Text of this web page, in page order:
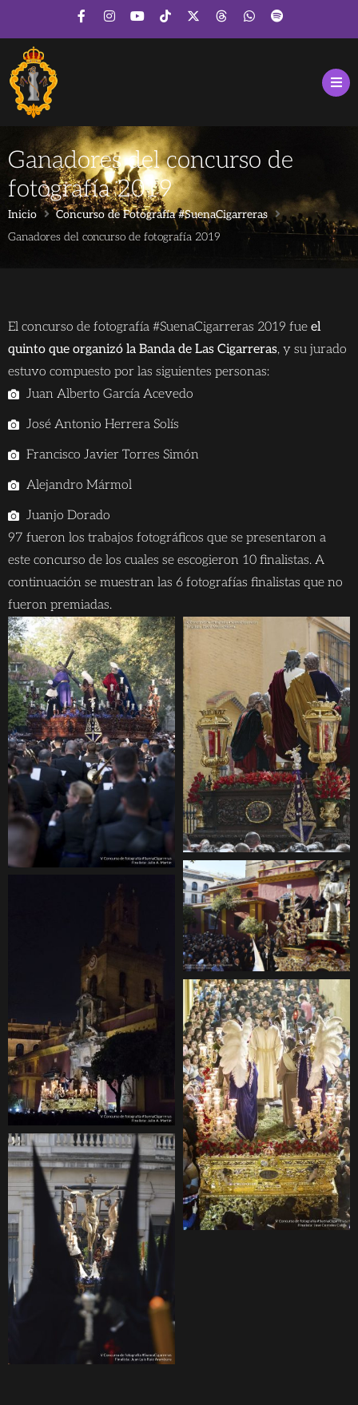
Ganadores del concurso de
fotografía 2019
Inicio
Concurso de Fotografía #SuenaCigarreras
Ganadores del concurso de fotografía 2019
El concurso de fotografía #SuenaCigarreras 2019 fue el
quinto que organizó la Banda de Las Cigarreras, y su jurado
estuvo compuesto por las siguientes personas:
Juan Alberto García Acevedo
José Antonio Herrera Solís
Francisco Javier Torres Simón
Alejandro Mármol
Juanjo Dorado
97 fueron los trabajos fotográficos que se presentaron a
este concurso de los cuales se escogieron 10 finalistas. A
continuación se muestran las 6 fotografías finalistas que no
fueron premiadas.